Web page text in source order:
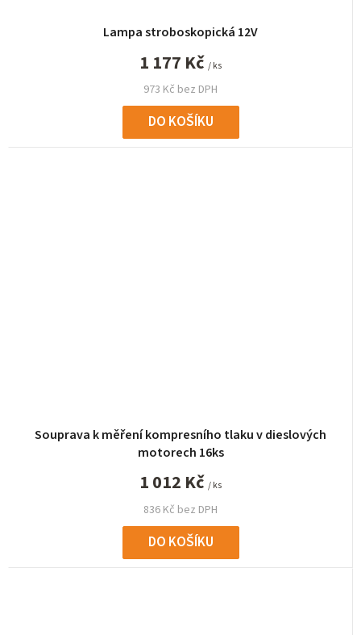
Lampa stroboskopická 12V
973 Kč bez DPH
1 177 Kč / ks
DO KOŠÍKU
Souprava k měření kompresního tlaku v dieslových
motorech 16ks
836 Kč bez DPH
1 012 Kč / ks
DO KOŠÍKU